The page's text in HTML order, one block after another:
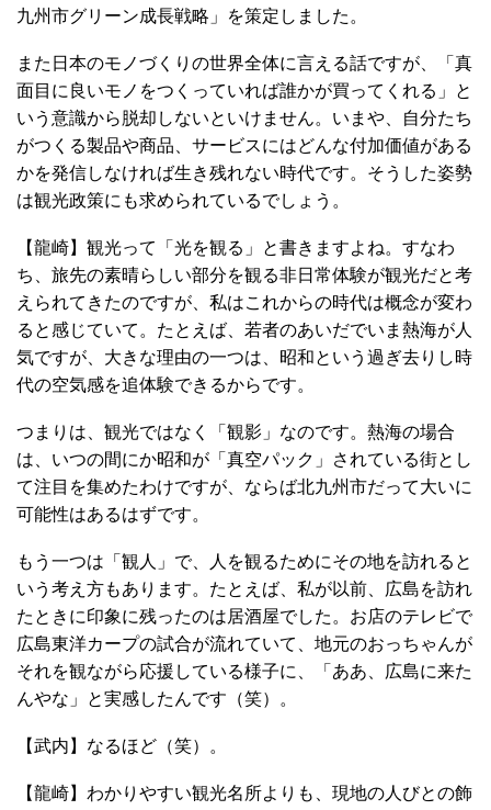
九州市グリーン成長戦略」を策定しました。
また日本のモノづくりの世界全体に言える話ですが、「真
面目に良いモノをつくっていれば誰かが買ってくれる」と
いう意識から脱却しないといけません。いまや、自分たち
がつくる製品や商品、サービスにはどんな付加価値がある
かを発信しなければ生き残れない時代です。そうした姿勢
は観光政策にも求められているでしょう。
【龍崎】観光って「光を観る」と書きますよね。すなわ
ち、旅先の素晴らしい部分を観る非日常体験が観光だと考
えられてきたのですが、私はこれからの時代は概念が変わ
ると感じていて。たとえば、若者のあいだでいま熱海が人
気ですが、大きな理由の一つは、昭和という過ぎ去りし時
代の空気感を追体験できるからです。
つまりは、観光ではなく「観影」なのです。熱海の場合
は、いつの間にか昭和が「真空パック」されている街とし
て注目を集めたわけですが、ならば北九州市だって大いに
可能性はあるはずです。
もう一つは「観人」で、人を観るためにその地を訪れると
いう考え方もあります。たとえば、私が以前、広島を訪れ
たときに印象に残ったのは居酒屋でした。お店のテレビで
広島東洋カープの試合が流れていて、地元のおっちゃんが
それを観ながら応援している様子に、「ああ、広島に来た
んやな」と実感したんです（笑）。
【武内】なるほど（笑）。
【龍崎】わかりやすい観光名所よりも、現地の人びとの飾